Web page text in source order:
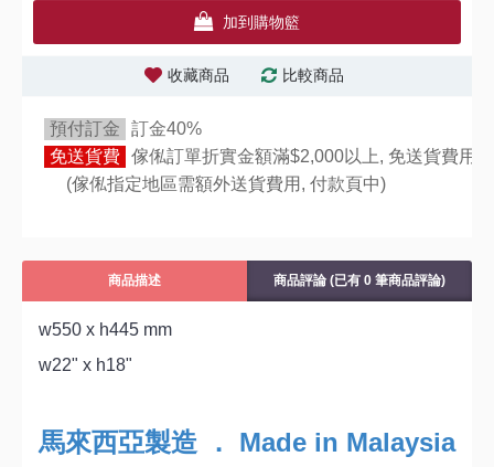
加到購物籃
收藏商品 比較商品
預付訂金
訂金40%
免送貨費 傢俬訂單折實金額滿$2,000以上, 免送貨費用,
(傢俬指定地區需額外送貨費用, 付款頁中)
商品描述 商品評論 (已有 0 筆商品評論)
w550 x h445 mm
w22" x h18"
馬來西亞製造 ． Made in Malaysia